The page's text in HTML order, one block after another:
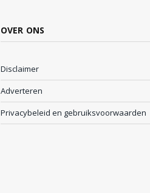
OVER ONS
Disclaimer
Adverteren
Privacybeleid en gebruiksvoorwaarden